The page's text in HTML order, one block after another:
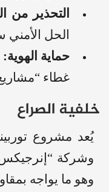
التحذير من
الحل
حماية الهوية:
غطاء
خلفية الصراع
يُعد مشروع
وشركة
وهو ما يواجه